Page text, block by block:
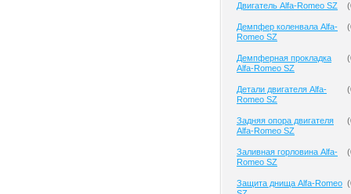
Двигатель Alfa-Romeo SZ (
Демпфер коленвала Alfa-
Romeo SZ
(
Демпферная прокладка
Alfa-Romeo SZ
(
Детали двигателя Alfa-
Romeo SZ
(
Задняя опора двигателя
Alfa-Romeo SZ
(
Заливная горловина Alfa-
Romeo SZ
(
Защита днища Alfa-Romeo (